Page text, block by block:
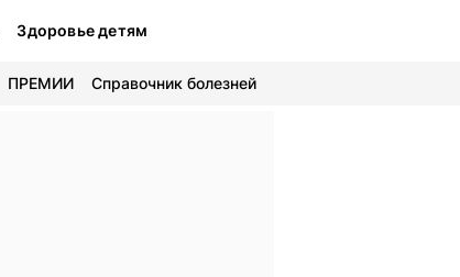
Здоровье детям
ПРЕМИИ Справочник болезней